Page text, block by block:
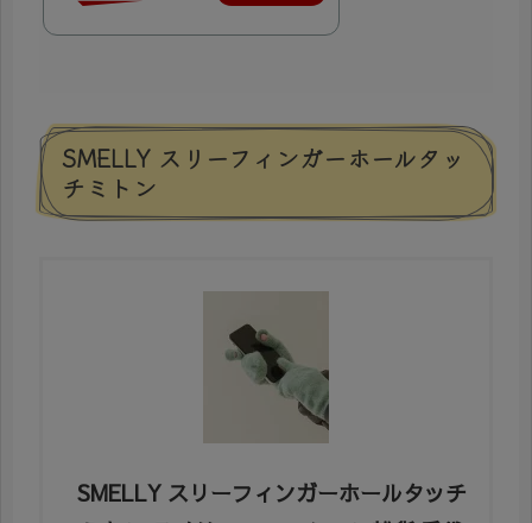
SMELLY スリーフィンガーホールタッ
チミトン
SMELLY スリーフィンガーホールタッチ